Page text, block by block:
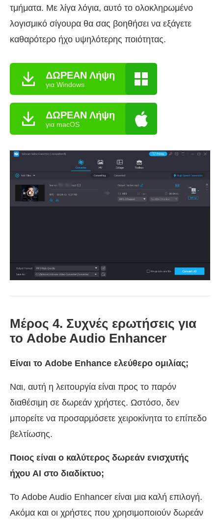
τμήματα. Με λίγα λόγια, αυτό το ολοκληρωμένο
λογισμικό σίγουρα θα σας βοηθήσει να εξάγετε
καθαρότερο ήχο υψηλότερης ποιότητας.
ΔΩΡΕΑΝ Λήψη
για Windows
ΔΩΡΕΑΝ Λήψη
για macOS
Μέρος 4. Συχνές ερωτήσεις για
το Adobe Audio Enhancer
Είναι το Adobe Enhance ελεύθερο ομιλίας;
Ναι, αυτή η λειτουργία είναι προς το παρόν
διαθέσιμη σε δωρεάν χρήστες. Ωστόσο, δεν
μπορείτε να προσαρμόσετε χειροκίνητα το επίπεδο
βελτίωσης.
Ποιος είναι ο καλύτερος δωρεάν ενισχυτής
ήχου AI στο διαδίκτυο;
Το Adobe Audio Enhancer είναι μια καλή επιλογή.
Ακόμα και οι χρήστες που χρησιμοποιούν δωρεάν